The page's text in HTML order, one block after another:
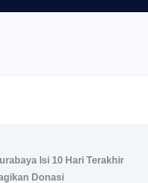
Isi 10 Hari Terakhir
Donasi